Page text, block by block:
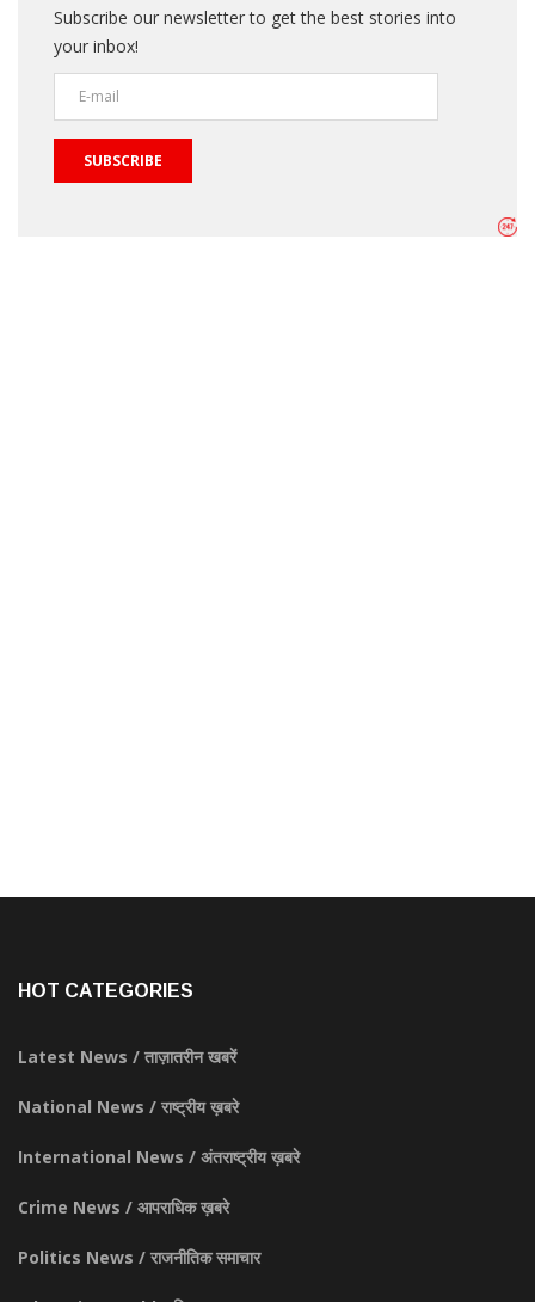
Subscribe our newsletter to get the best stories into
your inbox!
SUBSCRIBE
HOT CATEGORIES
Latest News / ताज़ातरीन खबरें
National News / राष्ट्रीय ख़बरे
International News / अंतराष्ट्रीय ख़बरे
Crime News / आपराधिक ख़बरे
Politics News / राजनीतिक समाचार